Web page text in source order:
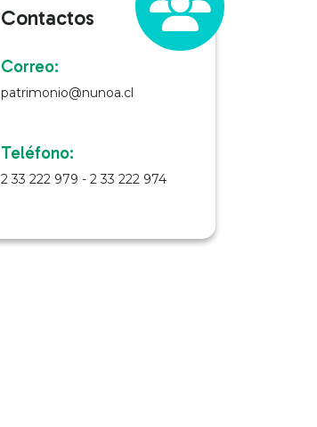
Contactos
Correo:
patrimonio@nunoa.cl
Teléfono:
2 33 222 979 - 2 33 222 974